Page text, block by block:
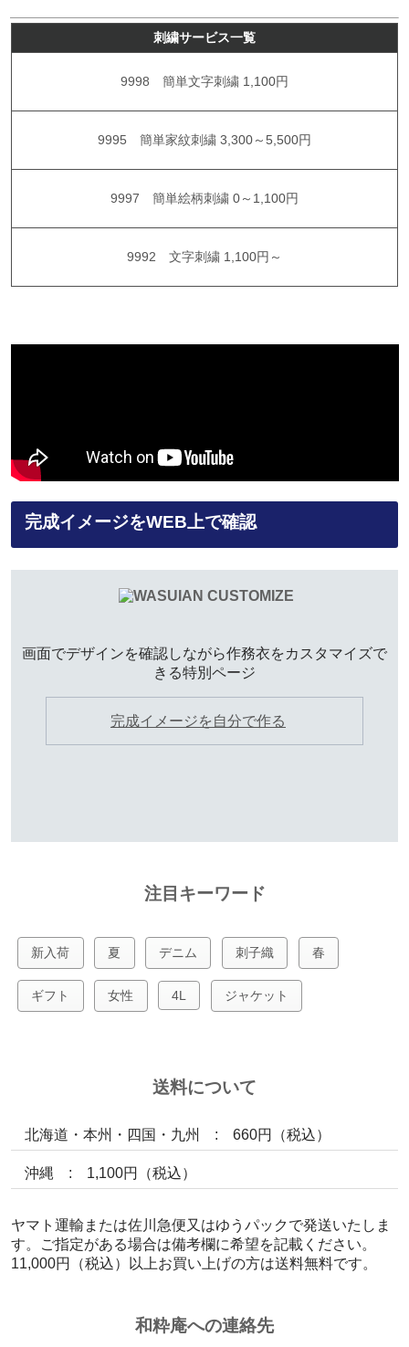
刺繍サービス一覧
9998 簡単文字刺繍1,100円
9995 簡単家紋刺繍3,300～5,500円
9997 簡単絵柄刺繍0～1,100円
9992 文字刺繍1,100円～
完成イメージをWEB上で確認
画面でデザインを確認しながら作務衣をカスタマイズで
きる特別ページ
完成イメージを自分で作る
注目キーワード
新入荷 夏 デニム 刺子織 春
ギフト 女性 4L ジャケット
送料について
北海道・本州・四国・九州 : 660円（税込）
沖縄 : 1,100円（税込）
ヤマト運輸または佐川急便又はゆうパックで発送いたしま
す。ご指定がある場合は備考欄に希望を記載ください。
11,000円（税込）以上お買い上げの方は送料無料です。
和粋庵への連絡先